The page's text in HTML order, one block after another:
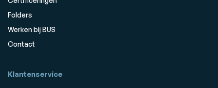
Folders
Werken bij BUS
Contact
Klantenservice